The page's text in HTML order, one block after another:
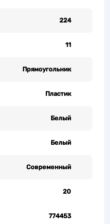
224
11
Прямоугольник
Пластик
Белый
Белый
Современный
20
774453